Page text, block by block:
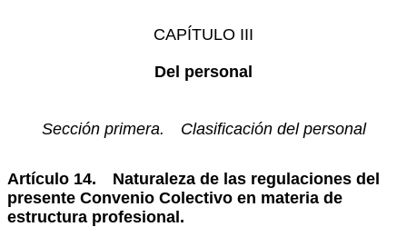
CAPÍTULO III
Del personal
Sección primera. Clasificación del personal
Artículo 14. Naturaleza de las regulaciones del
presente Convenio Colectivo en materia de
estructura profesional.